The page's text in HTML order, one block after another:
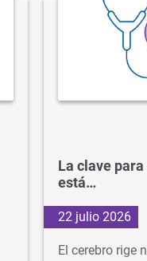
La clave
está…
22 julio 2026
El cerebro rige